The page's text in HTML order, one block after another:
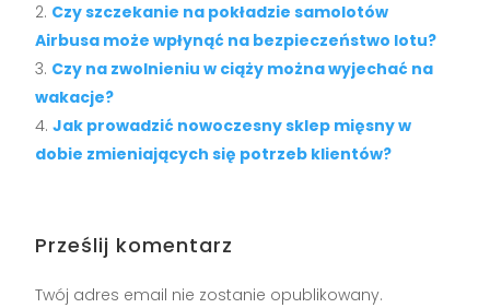
Czy szczekanie na pokładzie samolotów
Airbusa może wpłynąć na bezpieczeństwo lotu?
Czy na zwolnieniu w ciąży można wyjechać na
wakacje?
Jak prowadzić nowoczesny sklep mięsny w
dobie zmieniających się potrzeb klientów?
Prześlij komentarz
Twój adres email nie zostanie opublikowany.